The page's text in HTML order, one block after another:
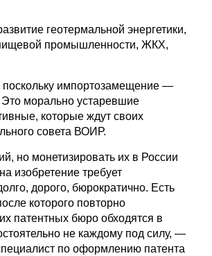
геотермальной энергетики,
промышленности, ЖКХ,
импортозамещение —
Это морально устаревшие
которые ждут своих
совета ВОИР.
но монетизировать их в России
изобретение требует
дорого, бюрократично. Есть
которого повторно
патентных бюро обходятся в
не каждому под силу, —
по оформлению патента